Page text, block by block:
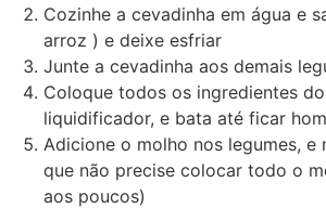
Cozinhe a cevadinha em água e
arroz ) e deixe esfriar
Junte a cevadinha aos demais
Coloque todos os ingredientes
liquidificador, e bata até ficar
Adicione o molho nos legumes, e
que não precise colocar todo o
aos poucos)